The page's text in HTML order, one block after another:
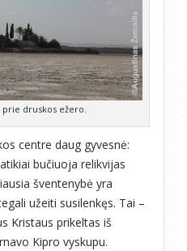
prie druskos ežero.
centre daug gyvesnė:
bučiuoja relikvijas
šventenybė yra
užeiti susilenkęs. Tai –
Kristaus prikeltas iš
Kipro vyskupu.